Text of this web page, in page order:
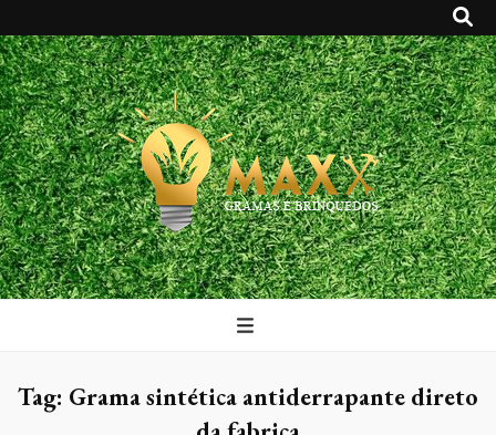
Maxx Gramas
Blog
Tag: Grama sintética antiderrapante direto